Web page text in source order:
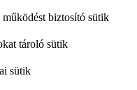
biztosító sütik
tároló sütik
sütik